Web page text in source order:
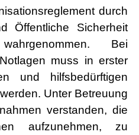
durch
Öffentliche Sicherheit
Bei
muss in erster
und hilfsbedürftigen
Unter Betreuung
verstanden, die
aufzunehmen, zu